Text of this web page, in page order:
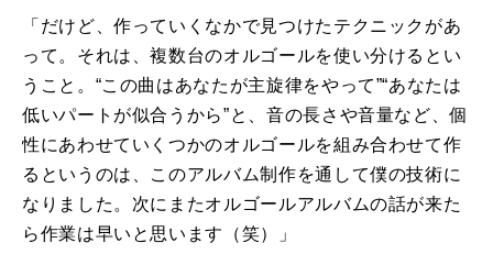
「だけど、作っていくなかで見つけたテクニックがあ
って。それは、複数台のオルゴールを使い分けるとい
うこと。“この曲はあなたが主旋律をやって”“あなたは
低いパートが似合うから”と、音の長さや音量など、個
性にあわせていくつかのオルゴールを組み合わせて作
るというのは、このアルバム制作を通して僕の技術に
なりました。次にまたオルゴールアルバムの話が来た
ら作業は早いと思います（笑）」